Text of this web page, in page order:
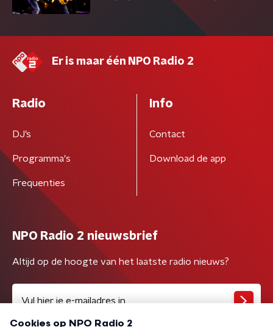
Er is maar één NPO Radio 2
Radio
DJ’s
Programma's
Frequenties
Info
Contact
Download de app
NPO Radio 2 nieuwsbrief
Altijd op de hoogte van het laatste radio nieuws?